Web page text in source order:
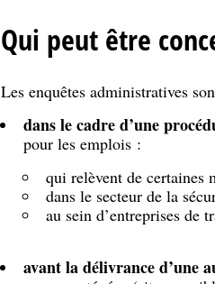
Qui peut être
Les enquêtes administratives
dans le cadre d’une
pour les emplois :
qui relèvent de certaines
dans le secteur de la
au sein d’entreprises de
avant la délivrance d’une